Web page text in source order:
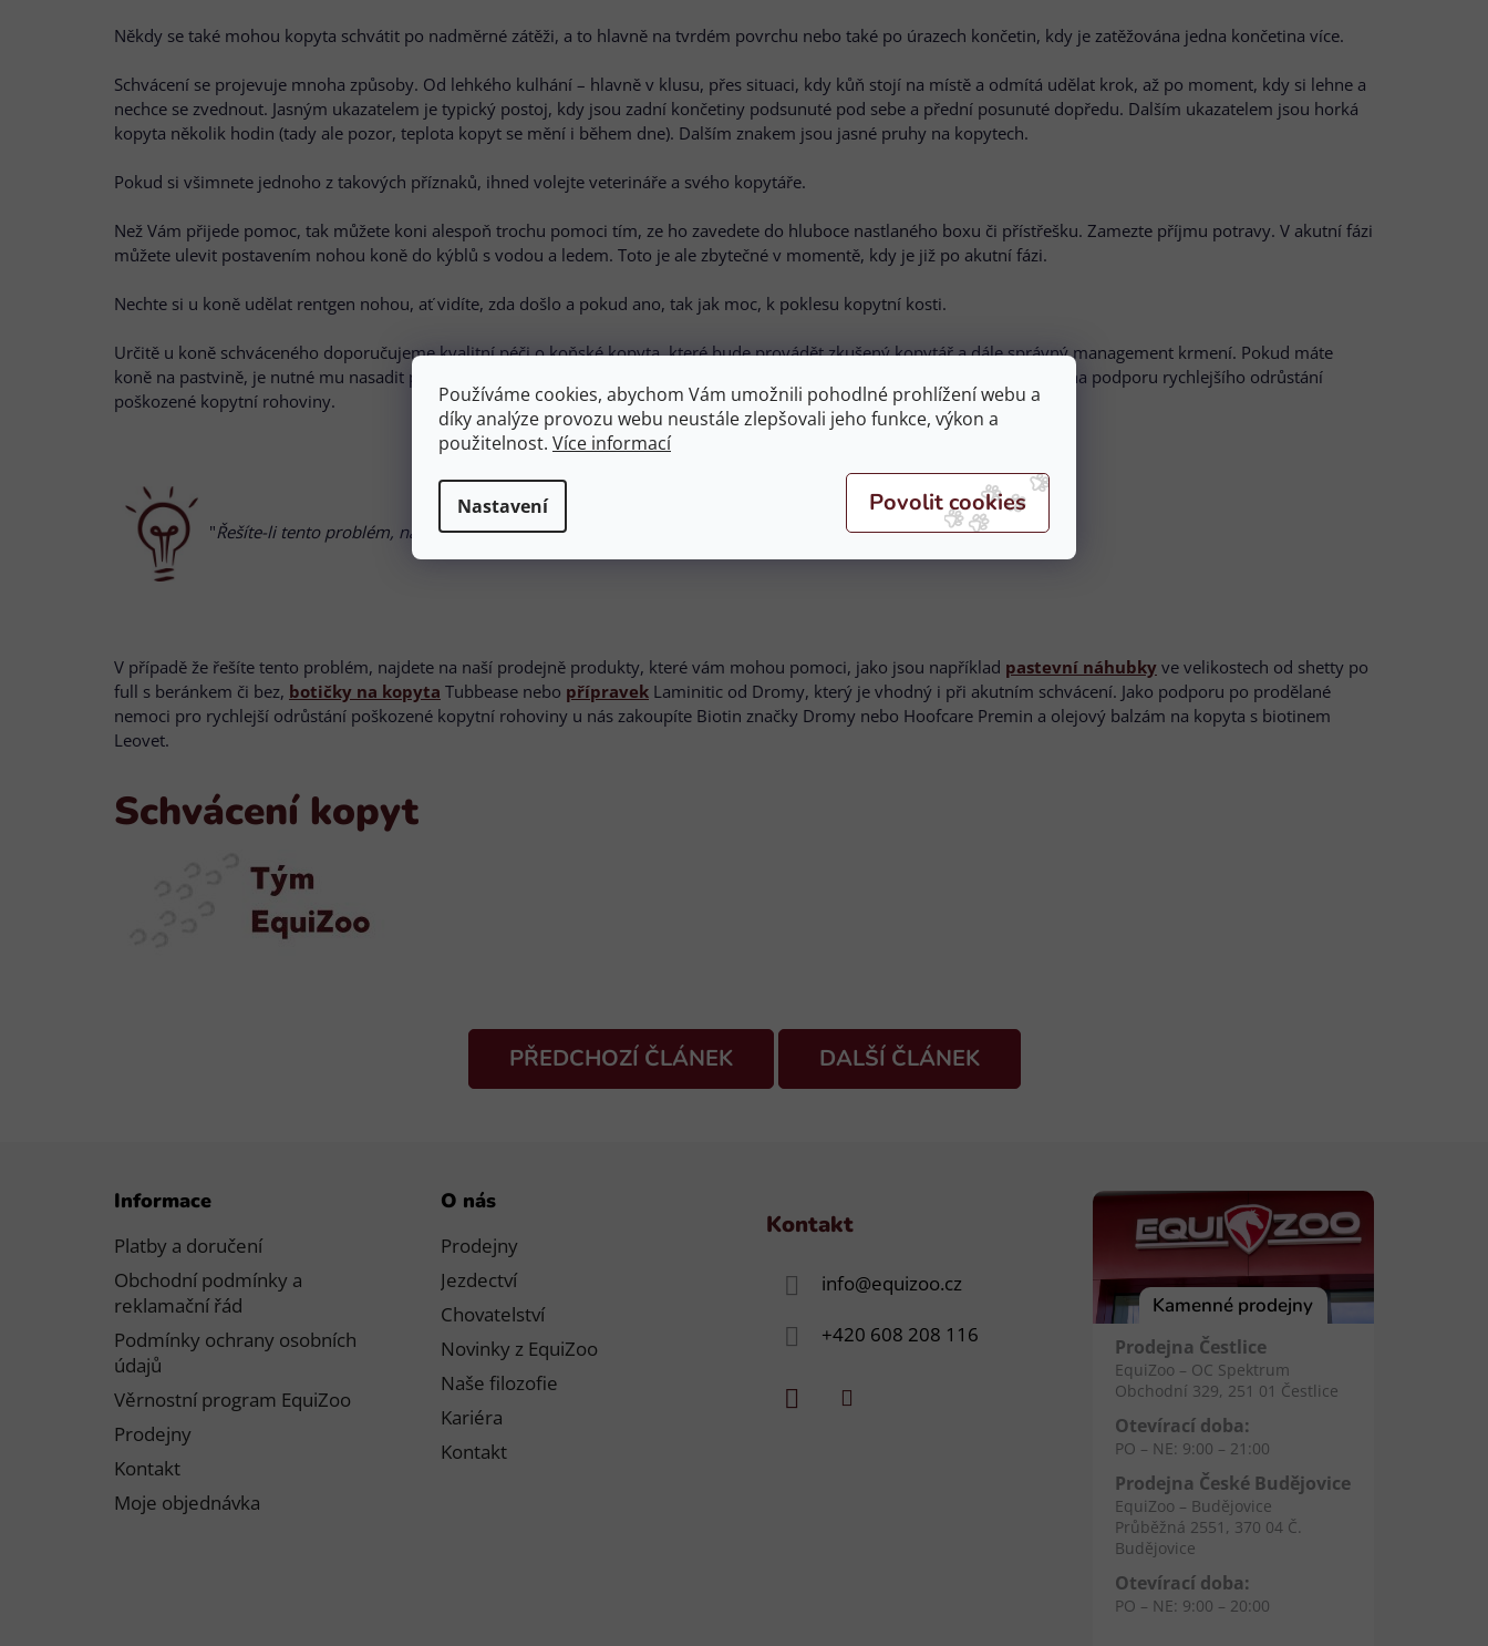
Používáme cookies, abychom Vám umožnili pohodlné prohlížení webu a
díky analýze provozu webu neustále zlepšovali jeho funkce, výkon a
použitelnost. Více informací
Nastavení
Někdy se také mohou kopyta schvátit po nadměrné zátěži, a to hlavně na tvrdém povrchu nebo také po úrazech končetin, kdy je zatěžována jedna končetina více.
Schvácení se projevuje mnoha způsoby. Od lehkého kulhání – hlavně v klusu, přes situaci, kdy kůň stojí na místě a odmítá udělat krok, až po moment, kdy si lehne a
nechce se zvednout. Jasným ukazatelem je typický postoj, kdy jsou zadní končetiny podsunuté pod sebe a přední posunuté dopředu. Dalším ukazatelem jsou horká
kopyta několik hodin (tady ale pozor, teplota kopyt se mění i během dne). Dalším znakem jsou jasné pruhy na kopytech.
Pokud si všimnete jednoho z takových příznaků, ihned volejte veterináře a svého kopytáře.
Než Vám přijede pomoc, tak můžete koni alespoň trochu pomoci tím, ze ho zavedete do hluboce nastlaného boxu či přístřešku. Zamezte příjmu potravy. V akutní fázi
můžete ulevit postavením nohou koně do kýblů s vodou a ledem. Toto je ale zbytečné v momentě, kdy je již po akutní fázi.
Nechte si u koně udělat rentgen nohou, ať vidíte, zda došlo a pokud ano, tak jak moc, k poklesu kopytní kosti.
Určitě u koně schváceného doporučujeme kvalitní péči o koňské kopyta, které bude provádět zkušený kopytář a dále správný management krmení. Pokud máte
koně na pastvině, je nutné mu nasadit pastevní náhubek. Po prodělání schvácení kopyt je určitě dobrá pomoc podávat biotin na podporu rychlejšího odrůstání
poškozené kopytní rohoviny.
"Řešíte-li tento problém, na naší prodejně i v našem e-shopu naleznete produkty, které Vám mohou pomoci."
V případě že řešíte tento problém, najdete na naší prodejně produkty, které vám mohou pomoci, jako jsou například pastevní náhubky ve velikostech od shetty po
full s beránkem či bez, botičky na kopyta Tubbease nebo přípravek Laminitic od Dromy, který je vhodný i při akutním schvácení. Jako podporu po prodělané
nemoci pro rychlejší odrůstání poškozené kopytní rohoviny u nás zakoupíte Biotin značky Dromy nebo Hoofcare Premin a olejový balzám na kopyta s biotinem
Leovet.
Schvácení kopyt
PŘEDCHOZÍ ČLÁNEK DALŠÍ ČLÁNEK
Informace
Platby a doručení
Obchodní podmínky a
reklamační řád
Podmínky ochrany osobních
údajů
Věrnostní program EquiZoo
Prodejny
Kontakt
Moje objednávka
O nás
Prodejny
Jezdectví
Chovatelství
Novinky z EquiZoo
Naše filozofie
Kariéra
Kontakt
Kontakt
info@equizoo.cz
+420 608 208 116
Kamenné prodejny
Prodejna Čestlice
EquiZoo – OC Spektrum
Obchodní 329, 251 01 Čestlice
Otevírací doba:
PO – NE: 9:00 – 21:00
Prodejna České Budějovice
EquiZoo – Budějovice
Průběžná 2551, 370 04 Č.
Budějovice
Otevírací doba:
PO – NE: 9:00 – 20:00